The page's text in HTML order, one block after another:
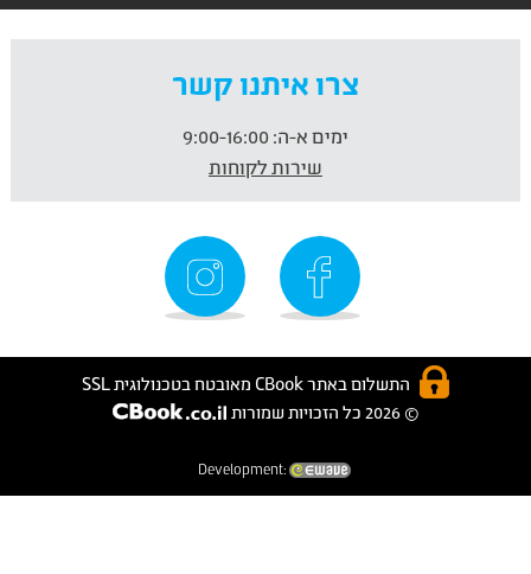
צרו איתנו קשר
ימים א-ה:
שירות לקוחות
התשלום באתר CBook מאובטח בטכנולוגית SSL
© 2026 כל הזכויות שמורות
Development: